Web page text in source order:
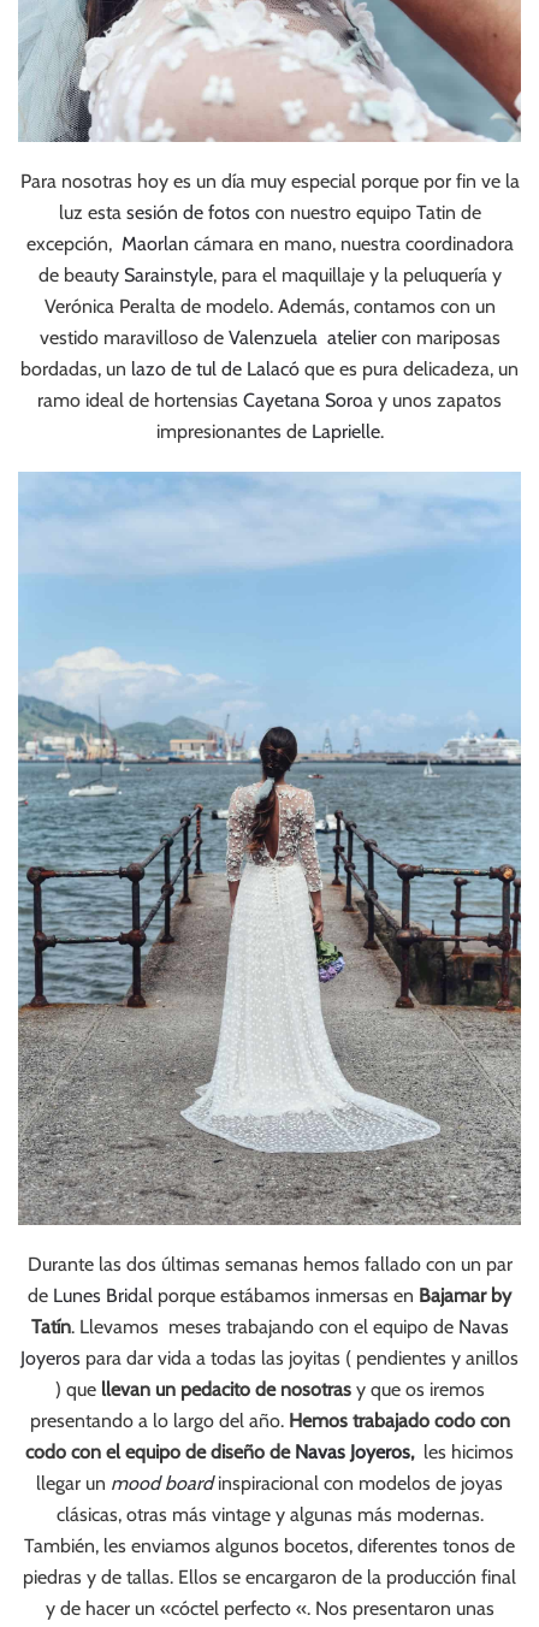
Para nosotras hoy es un día muy especial porque por fin ve la
luz esta sesión de fotos con nuestro equipo Tatin de
excepción, Maorlan cámara en mano, nuestra coordinadora
de beauty Sarainstyle, para el maquillaje y la peluquería y
Verónica Peralta de modelo. Además, contamos con un
vestido maravilloso deValenzuela atelier con mariposas
bordadas, un lazo de tul de Lalacó que es pura delicadeza, un
ramo ideal de hortensias Cayetana Soroa y unos zapatos
impresionantes de Laprielle.
Durante las dos últimas semanas hemos fallado con un par
de Lunes Bridal porque estábamos inmersas en Bajamar by
Tatín. Llevamos meses trabajando con el equipo de Navas
Joyeros para dar vida a todas las joyitas ( pendientes y anillos
) que llevan un pedacito de nosotrasy que os iremos
presentando a lo largo del año. Hemos trabajado codo con
codo con el equipo de diseño de Navas Joyeros, les hicimos
llegar un mood boardinspiracional con modelos de joyas
clásicas, otras más vintage y algunas más modernas.
También, les enviamos algunos bocetos, diferentes tonos de
piedras y de tallas. Ellos se encargaron de la producción final
y de hacer un «cóctel perfecto «. Nos presentaron unas